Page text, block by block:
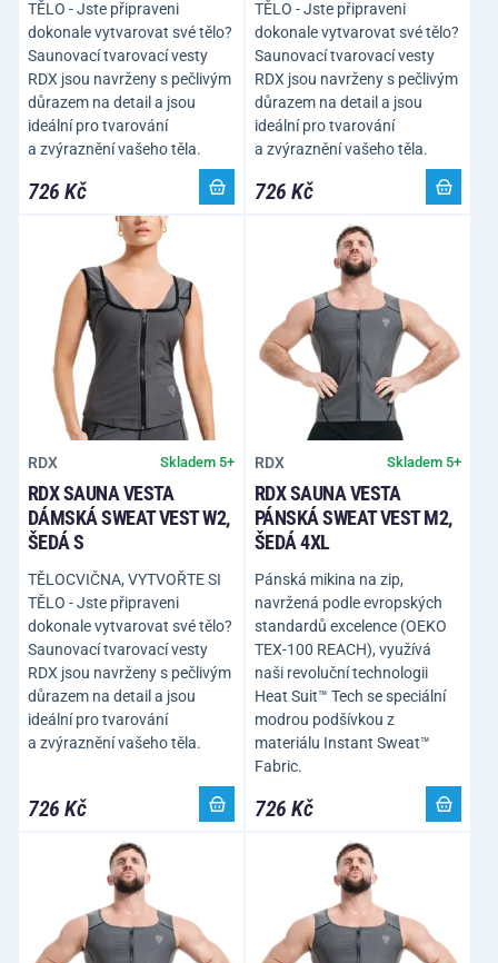
TĚLO - Jste připraveni
dokonale vytvarovat své tělo?
Saunovací tvarovací vesty
RDX jsou navrženy s pečlivým
důrazem na detail a jsou
ideální pro tvarování
a zvýraznění vašeho těla.
726 Kč
TĚLO - Jste připraveni
dokonale vytvarovat své tělo?
Saunovací tvarovací vesty
RDX jsou navrženy s pečlivým
důrazem na detail a jsou
ideální pro tvarování
a zvýraznění vašeho těla.
726 Kč
RDX Skladem 5+
RDX SAUNA VESTA
DÁMSKÁ SWEAT VEST W2,
ŠEDÁ S
TĚLOCVIČNA, VYTVOŘTE SI
TĚLO - Jste připraveni
dokonale vytvarovat své tělo?
Saunovací tvarovací vesty
RDX jsou navrženy s pečlivým
důrazem na detail a jsou
ideální pro tvarování
a zvýraznění vašeho těla.
726 Kč
RDX Skladem 5+
RDX SAUNA VESTA
PÁNSKÁ SWEAT VEST M2,
ŠEDÁ 4XL
Pánská mikina na zip,
navržená podle evropských
standardů excelence (OEKO
TEX-100 REACH), využívá
naši revoluční technologii
Heat Suit™ Tech se speciální
modrou podšívkou z
materiálu Instant Sweat™
Fabric.
726 Kč